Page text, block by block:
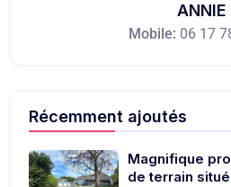
ANNIE
Mobile: 06 17
Récemment ajoutés
Magnifique
de terrain